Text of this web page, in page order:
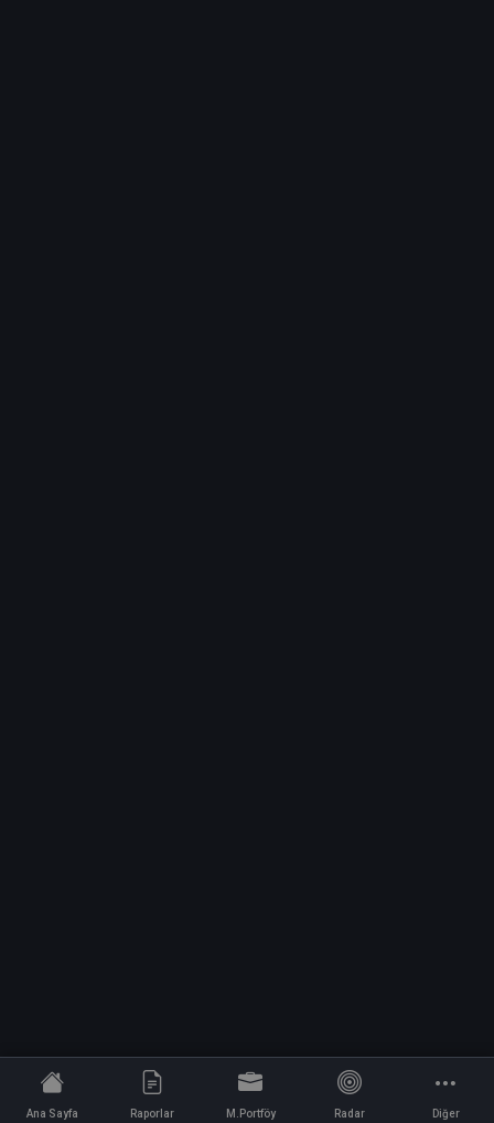
Ana Sayfa Raporlar M.Portföy Radar Diğer